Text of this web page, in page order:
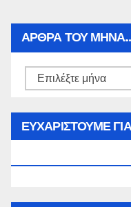
ΑΡΘΡΑ ΤΟΥ
Αρθρα
ΕΥΧΑΡΙΣΤΟΥΜΕ